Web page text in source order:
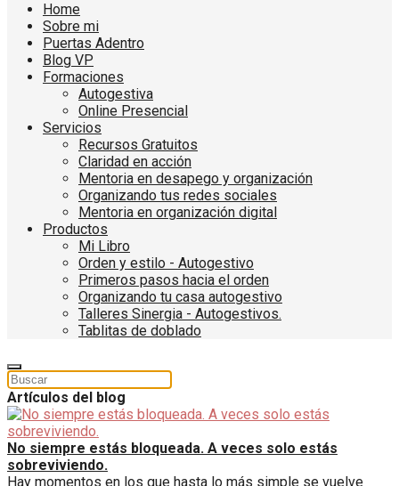
Home
Sobre mi
Puertas Adentro
Blog VP
Formaciones
Autogestiva
Online Presencial
Servicios
Recursos Gratuitos
Claridad en acción
Mentoria en desapego y organización
Organizando tus redes sociales
Mentoria en organización digital
Productos
Mi Libro
Orden y estilo - Autogestivo
Primeros pasos hacia el orden
Organizando tu casa autogestivo
Talleres Sinergia - Autogestivos.
Tablitas de doblado
Artículos del blog
No siempre estás bloqueada. A veces solo estás
sobreviviendo.
Hay momentos en los que hasta lo más simple se vuelve